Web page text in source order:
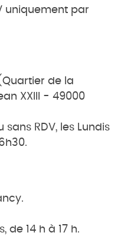
uniquement par
de la
XXIII - 49000
RDV, les Lundis
de 14 h à 17 h.